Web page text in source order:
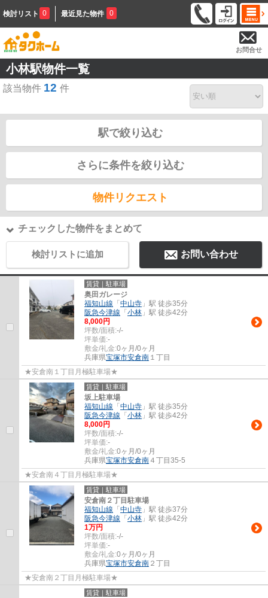
検討リスト 0 最近見た物件 0
お問合せ
小林駅物件一覧
該当物件 12 件
駅で絞り込む
さらに条件を絞り込む
物件リクエスト
チェックした物件をまとめて
検討リストに追加 お問い合わせ
賃貸｜駐車場
奥田ガレージ
福知山線 「 中山寺 」駅 徒歩35分
阪急今津線 「 小林 」駅 徒歩42分
8,000円
坪数/面積:-/-
坪単価:-
敷金/礼金:0ヶ月/0ヶ月
兵庫県宝塚市安倉南 １丁目
★安倉南１丁目月極駐車場★
賃貸｜駐車場
坂上駐車場
福知山線 「 中山寺 」駅 徒歩35分
阪急今津線 「 小林 」駅 徒歩42分
8,000円
坪数/面積:-/-
坪単価:-
敷金/礼金:0ヶ月/0ヶ月
兵庫県宝塚市安倉南 ４丁目35-5
★安倉南４丁目月極駐車場★
賃貸｜駐車場
安倉南２丁目駐車場
福知山線 「 中山寺 」駅 徒歩37分
阪急今津線 「 小林 」駅 徒歩42分
1万円
坪数/面積:-/-
坪単価:-
敷金/礼金:0ヶ月/0ヶ月
兵庫県宝塚市安倉南 ２丁目
★安倉南２丁目月極駐車場★
賃貸｜駐車場